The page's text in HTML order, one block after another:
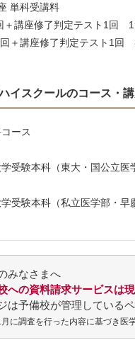
単科受講料
＋講座修了判定テスト1回
＋講座修了判定テスト1回
イスクールのコース・
ース
受験本科（東大・国公立医
受験本科（私立医学部・早
みなさまへ
への資料請求サービスは
は予備校が管理している
に調査を行った内容に基づき医